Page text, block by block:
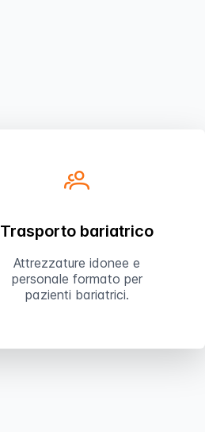
Trasporto bariatrico
Attrezzature idonee e
personale formato per
pazienti bariatrici.